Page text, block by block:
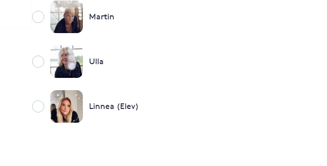
Martin
Ulla
Linnea (Elev)